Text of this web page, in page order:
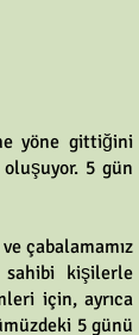
yöne gittiğini
5 gün
çabalamamız
sahibi kişilerle
için, ayrıca
5 günü